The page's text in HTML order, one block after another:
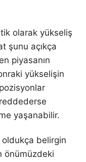
olarak yükseliş
şunu açıkça
piyasanın
yükselişin
yaşanabilir.
oldukça belirgin
önümüzdeki